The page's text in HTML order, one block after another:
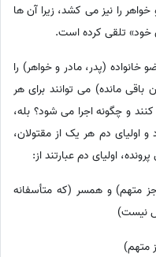
را نیز می کشد، زیرا آن ها
خود» تلقی کرده است.
(پدر، مادر و خواهر) را
مانده) می توانند برای هر
و چگونه اجرا می شود؟ بله،
دم هر یک از مقتولان،
اولیای دم عبارتند از:
(به جز متهم) و همسر (که متأسفانه
نیست)